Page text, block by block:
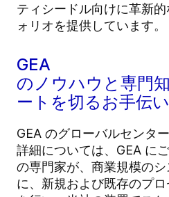
ティシードル向けに革新
ォリオを提供しています。
GEA
のノウハウと専門
ートを切るお手伝
GEA のグローバルセンタ
詳細については、GEA に
の専門家が、商業規模の
に、新規および既存のプ